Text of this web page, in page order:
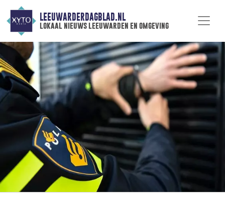
LEEUWARDERDAGBLAD.NL
lokaal nieuws leeuwarden en omgeving